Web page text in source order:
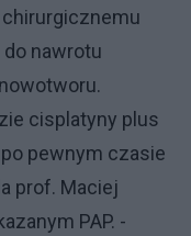
nawrotu
cisplatyny plus
pewnym czasie
prof. Maciej
PAP. -